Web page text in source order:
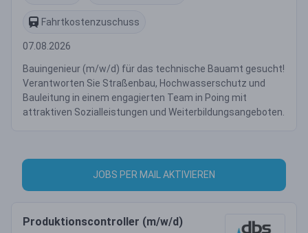
Fahrtkostenzuschuss
07.08.2026
Bauingenieur (m/w/d) für das technische Bauamt gesucht!
Verantworten Sie Straßenbau, Hochwasserschutz und
Bauleitung in einem engagierten Team in Poing mit
attraktiven Sozialleistungen und Weiterbildungsangeboten.
JOBS PER MAIL AKTIVIEREN
Produktionscontroller (m/w/d)